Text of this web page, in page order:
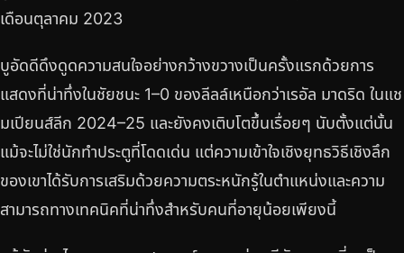
เดือนตุลาคม 2023
บูอัดดีดึงดูดความสนใจอย่างกว้างขวางเป็นครั้งแรกด้วยการ
แสดงที่น่าทึ่งในชัยชนะ 1–0 ของลีลล์เหนือกว่าเรอัล มาดริด ในแช
มเปียนส์ลีก 2024–25 และยังคงเติบโตขึ้นเรื่อยๆ นับตั้งแต่นั้น
แม้จะไม่ใช่นักทำประตูที่โดดเด่น แต่ความเข้าใจเชิงยุทธวิธีเชิงลึก
ของเขาได้รับการเสริมด้วยความตระหนักรู้ในตำแหน่งและความ
สามารถทางเทคนิคที่น่าทึ่งสำหรับคนที่อายุน้อยเพียงนี้